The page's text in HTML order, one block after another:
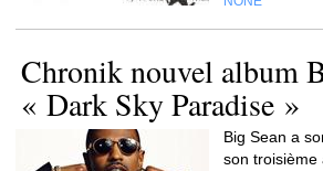
Chronik nouvel album
« Dark Sky Paradise »
Big Sean a
son troisième